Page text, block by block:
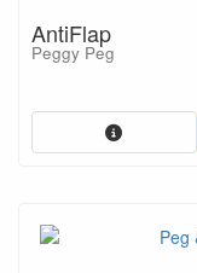
AntiFlap
Peggy Peg